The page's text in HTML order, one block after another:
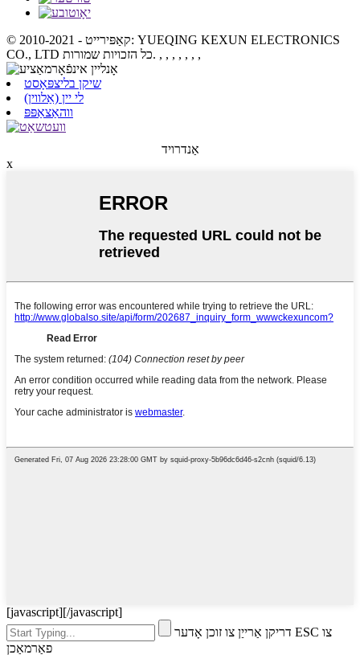
© קאַפּירייט - 2010-2021: YUEQING KEXUN ELECTRONICS
CO., LTD כל הזכויות שמורות. , , , , , , ,
שיקן בליצפּאָסט
לי יין (אַלווין)
ווהאַצאַפּפּ
אַנדרויד
x
[javascript][/javascript]
דריקן אַרייַן צו זוכן אָדער ESC צו
פאַרמאַכן